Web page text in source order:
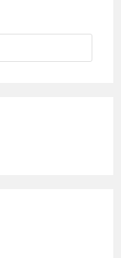
Press
to